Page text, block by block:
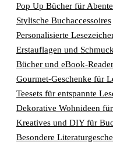
Pop Up Bücher für
Stylische Buchaccessoires
Personalisierte
Erstauflagen und
Bücher und eBook-
Gourmet-Geschenke für
Teesets für entspannte
Dekorative Wohnideen
Kreatives und DIY für
Besondere